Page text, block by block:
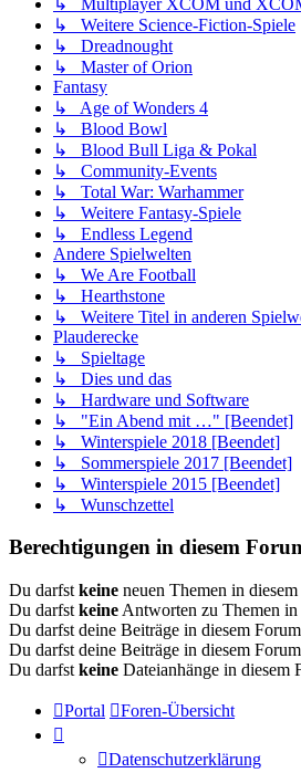
↳ Weitere Science-Fiction-Spiele
↳ Dreadnought
↳ Master of Orion
Fantasy
↳ Age of Wonders 4
↳ Blood Bowl
↳ Blood Bull Liga & Pokal
↳ Community-Events
↳ Total War: Warhammer
↳ Weitere Fantasy-Spiele
↳ Endless Legend
Andere Spielwelten
↳ We Are Football
↳ Hearthstone
↳ Weitere Titel in anderen
Plauderecke
↳ Spieltage
↳ Dies und das
↳ Hardware und Software
↳ "Ein Abend mit …" [Beendet]
↳ Winterspiele 2018 [Beendet]
↳ Sommerspiele 2017 [Beendet]
↳ Winterspiele 2015 [Beendet]
↳ Wunschzettel
Berechtigungen in diesem
Du darfst keine neuen Themen in
Du darfst keine Antworten zu Themen in
Du darfst deine Beiträge in diesem Forum
Du darfst deine Beiträge in diesem Forum
Du darfst keine Dateianhänge in diesem
Portal Foren-Übersicht
Datenschutzerklärung